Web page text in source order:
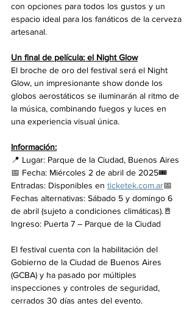
con opciones para todos los gustos y un
espacio ideal para los fanáticos de la cerveza
artesanal.
Un final de película: el Night Glow
El broche de oro del festival será el Night
Glow, un impresionante show donde los
globos aerostáticos se iluminarán al ritmo de
la música, combinando fuegos y luces en
una experiencia visual única.
Información:
📍 Lugar: Parque de la Ciudad, Buenos Aires
📅 Fecha: Miércoles 2 de abril de 2025🎟
Entradas: Disponibles en ticketek.com.ar📅
Fechas alternativas: Sábado 5 y domingo 6
de abril (sujeto a condiciones climáticas).🚪
Ingreso: Puerta 7 – Parque de la Ciudad
El festival cuenta con la habilitación del
Gobierno de la Ciudad de Buenos Aires
(GCBA) y ha pasado por múltiples
inspecciones y controles de seguridad,
cerrados 30 días antes del evento.